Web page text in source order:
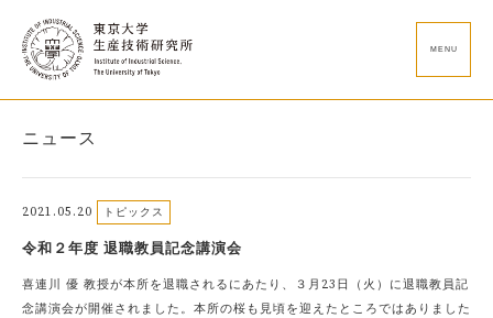
MENU
ニュース
2021.05.20 トピックス
令和２年度 退職教員記念講演会
喜連川 優 教授が本所を退職されるにあたり、３月23日（火）に退職教員記
念講演会が開催されました。本所の桜も見頃を迎えたところではありました